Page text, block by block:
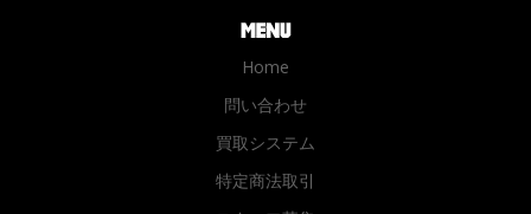
Home
問い合わせ
買取システム
特定商法取引